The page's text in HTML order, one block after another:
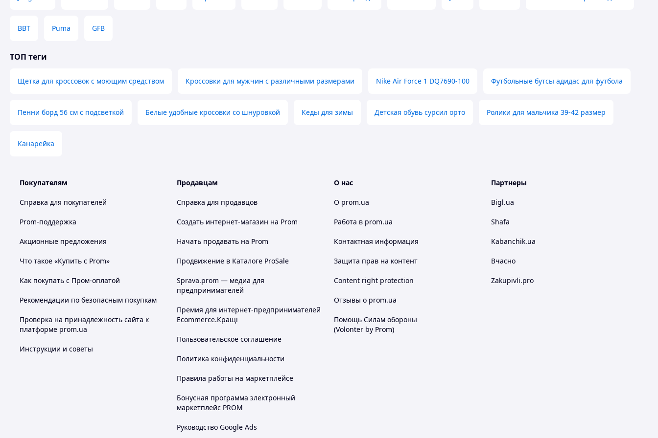
BBT Puma GFB
ТОП теги
Щетка для кроссовок с моющим средством Кроссовки для мужчин с различными размерами Nike Air Force 1 DQ7690-100 Футбольные бутсы адидас для футбола
Пенни борд 56 см с подсветкой Белые удобные кросовки со шнуровкой Кеды для зимы Детская обувь сурсил орто Ролики для мальчика 39-42 размер
Канарейка
Покупателям
Справка для покупателей
Prom-поддержка
Акционные предложения
Что такое «Купить с Prom»
Как покупать с Пром-оплатой
Рекомендации по безопасным покупкам
Проверка на принадлежность сайта к
платформе prom.ua
Инструкции и советы
Продавцам
Справка для продавцов
Создать интернет-магазин на Prom
Начать продавать на Prom
Продвижение в Каталоге ProSale
Sprava.prom — медиа для
предпринимателей
Премия для интернет-предпринимателей
Ecommerce.Кращі
Пользовательское соглашение
Политика конфиденциальности
Правила работы на маркетплейсе
Бонусная программа электронный
маркетплейс PROM
Руководство Google Ads
О нас
О prom.ua
Работа в prom.ua
Контактная информация
Защита прав на контент
Content right protection
Отзывы о prom.ua
Помощь Силам обороны
(Volonter by Prom)
Партнеры
Bigl.ua
Shafa
Kabanchik.ua
Вчасно
Zakupivli.pro